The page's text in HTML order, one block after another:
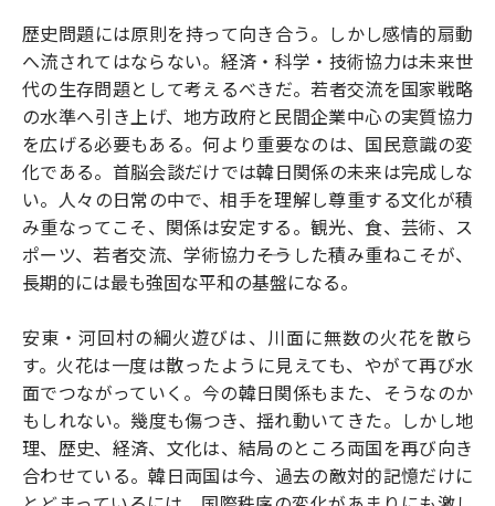
歴史問題には原則を持って向き合う。しかし感情的扇動
へ流されてはならない。経済・科学・技術協力は未来世
代の生存問題として考えるべきだ。若者交流を国家戦略
の水準へ引き上げ、地方政府と民間企業中心の実質協力
を広げる必要もある。何より重要なのは、国民意識の変
化である。首脳会談だけでは韓日関係の未来は完成しな
い。人々の日常の中で、相手を理解し尊重する文化が積
み重なってこそ、関係は安定する。観光、食、芸術、ス
ポーツ、若者交流、学術協力――そうした積み重ねこそが、
長期的には最も強固な平和の基盤になる。
安東・河回村の綱火遊びは、川面に無数の火花を散ら
す。火花は一度は散ったように見えても、やがて再び水
面でつながっていく。今の韓日関係もまた、そうなのか
もしれない。幾度も傷つき、揺れ動いてきた。しかし地
理、歴史、経済、文化は、結局のところ両国を再び向き
合わせている。韓日両国は今、過去の敵対的記憶だけに